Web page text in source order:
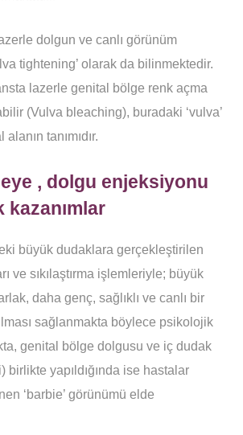
dolgun ve canlı görünüm
tightening’ olarak da bilinmektedir.
lazerle genital bölge renk açma
(Vulva bleaching), buradaki ‘vulva’
tanımıdır.
, dolgu enjeksiyonu
büyük dudaklara gerçekleştirilen
ve sıkılaştırma işlemleriyle; büyük
daha genç, sağlıklı ve canlı bir
sağlanmakta böylece psikolojik
genital bölge dolgusu ve iç dudak
yapıldığında ise hastalar
‘barbie’ görünümü elde